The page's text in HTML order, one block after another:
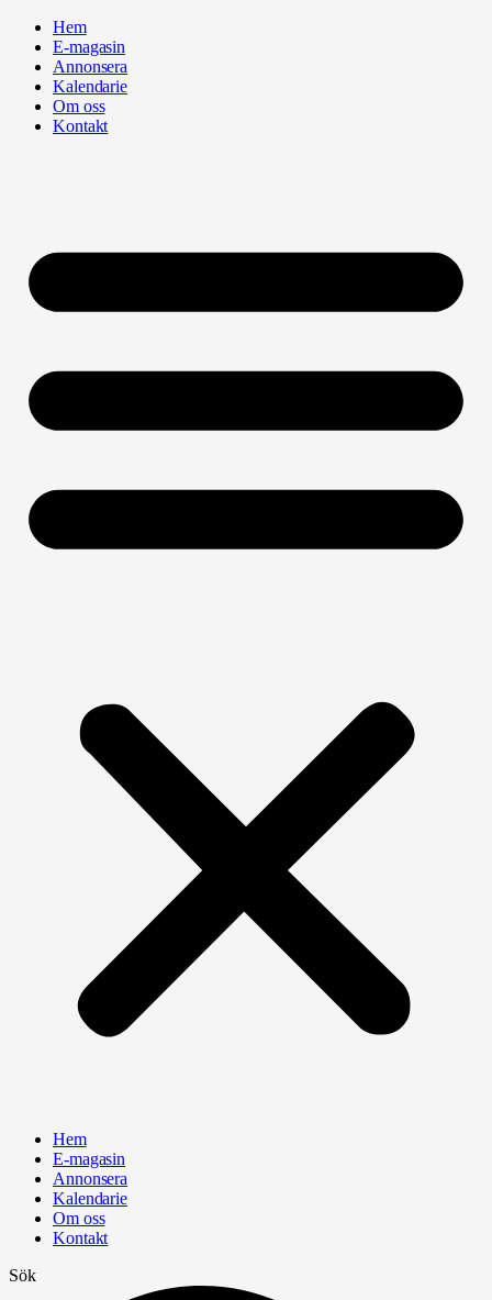
Hoppa
innehåll
Hem
E-magasin
Annonsera
Kalendarie
Om oss
Kontakt
Hem
E-magasin
Annonsera
Kalendarie
Om oss
Kontakt
Sök